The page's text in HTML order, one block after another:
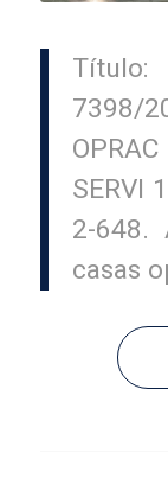
Título:
7398/
SERVI
2-648.
casas